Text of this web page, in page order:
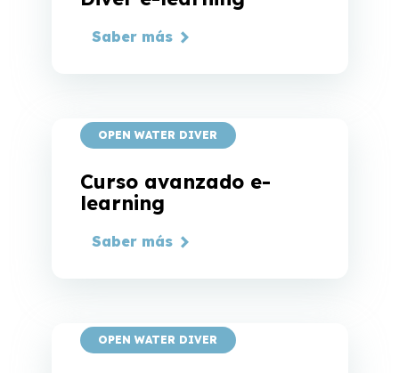
Saber más
OPEN WATER DIVER
Curso avanzado e-
learning
Saber más
OPEN WATER DIVER